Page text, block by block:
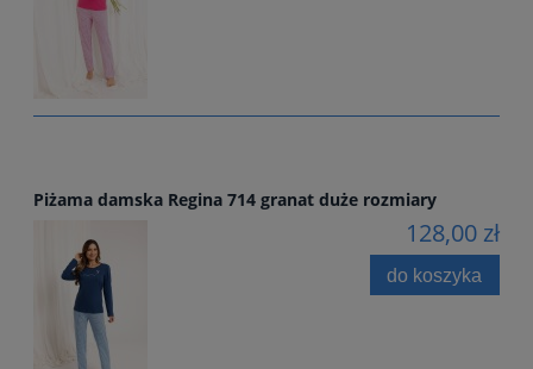
Piżama damska Regina 714 granat duże rozmiary
128,00 zł
do koszyka